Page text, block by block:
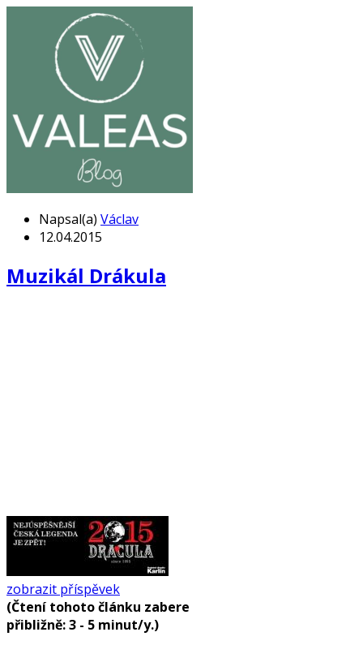
Napsal(a) Václav
12.04.2015
Muzikál Drákula
zobrazit příspěvek
(Čtení tohoto článku zabere
přibližně: 3 - 5 minut/y.)